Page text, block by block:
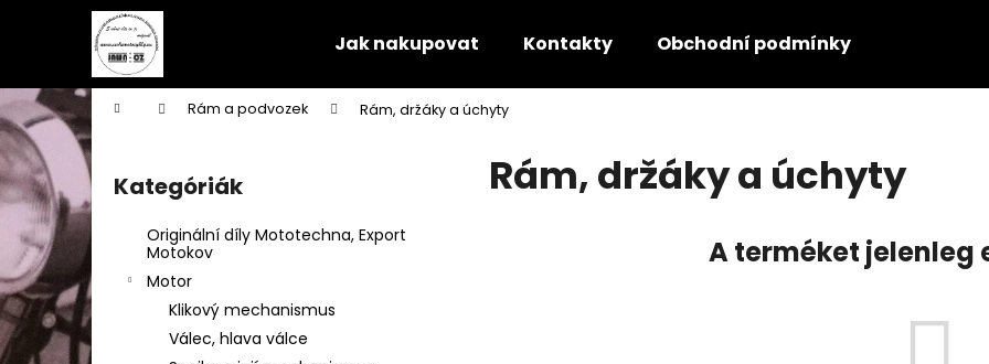
tartalomhoz
Jak nakupovat Kontakty Obchodní podmínky
KezdőlapRám a podvozek Rám, držáky a úchyty
O
l
d
a
s
ó
p
Kategóriák
átugrása
Kategóriák
Originální díly Mototechna, Export
Motokov
Motor
Klikový mechanismus
Válec, hlava válce
Rám, držáky a úchyty
A terméket jelenleg
á
r
Vissza
a boltba
Vissza
a boltba
KERESÉS